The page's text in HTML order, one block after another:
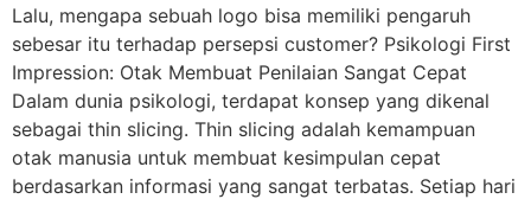
Lalu, mengapa sebuah logo bisa memiliki pengaruh
sebesar itu terhadap persepsi customer? Psikologi First
Impression: Otak Membuat Penilaian Sangat Cepat
Dalam dunia psikologi, terdapat konsep yang dikenal
sebagai thin slicing. Thin slicing adalah kemampuan
otak manusia untuk membuat kesimpulan cepat
berdasarkan informasi yang sangat terbatas. Setiap hari